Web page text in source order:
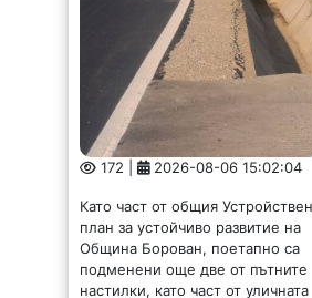
Община Борован, поетапно са
подменени още две от пътните
настилки, като част от уличната
мрежа на улиците в село
Борован. Обновени...
Ком Берковица с
минимална загуба от
израелци